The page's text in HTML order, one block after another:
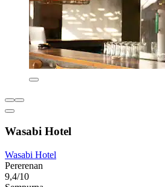
Wasabi Hotel
Wasabi Hotel
Pererenan
9,4/10